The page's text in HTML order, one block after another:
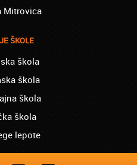
dugujem vama.
vas. Puno nam
sam i ja!
Mitrovica
ŠKOLE
škola
škola
škola
škola
lepote